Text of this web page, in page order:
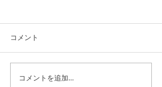
コメント
コメントを追加…